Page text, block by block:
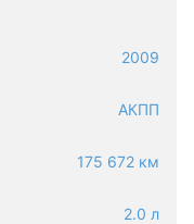
2009
АКПП
175 672 км
2.0 л